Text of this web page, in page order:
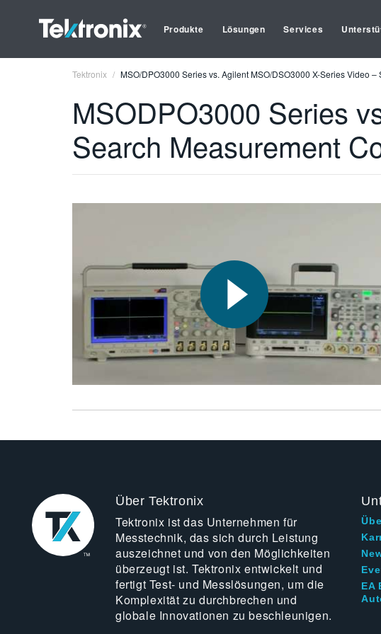
Produkte Lösungen Services
Tektronix MSO/DPO3000 Series vs. Agilent MSO/DSO3000 X-Series Video
MSODPO3000 Series
Search Measurement
Über Tektronix
Tektronix ist das Unternehmen für
Messtechnik, das sich durch Leistung
auszeichnet und von den Möglichkeiten
überzeugt ist. Tektronix entwickelt und
fertigt Test- und Messlösungen, um die
Komplexität zu durchbrechen und
globale Innovationen zu beschleunigen.
EA